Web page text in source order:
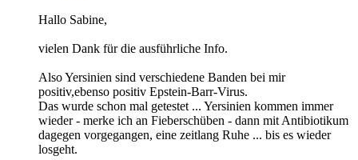
Hallo Sabine,
vielen Dank für die ausführliche Info.
Also Yersinien sind verschiedene Banden bei mir
positiv,ebenso positiv Epstein-Barr-Virus.
Das wurde schon mal getestet ... Yersinien kommen immer
wieder - merke ich an Fieberschüben - dann mit Antibiotikum
dagegen vorgegangen, eine zeitlang Ruhe ... bis es wieder
losgeht.